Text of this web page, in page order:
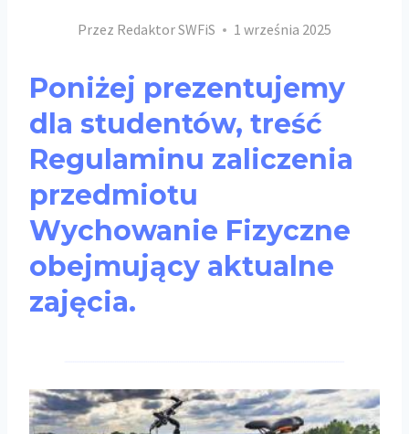
Przez Redaktor SWFiS 1 września 2025
Poniżej prezentujemy
dla studentów, treść
Regulaminu zaliczenia
przedmiotu
Wychowanie Fizyczne
obejmujący aktualne
zajęcia.